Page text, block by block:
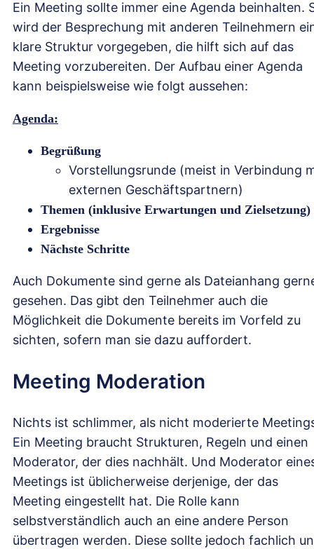
Ein Meeting sollte immer eine Agenda beinhalten.
wird der Besprechung mit anderen Teilnehmern
klare Struktur vorgegeben, die hilft sich auf das
Meeting vorzubereiten. Der Aufbau einer Agenda
kann beispielsweise wie folgt aussehen:
Agenda:
Begrüßung
Vorstellungsrunde (meist in Verbindung
externen Geschäftspartnern)
Themen (inklusive Erwartungen und Zielsetzung)
Ergebnisse
Nächste Schritte
Auch Dokumente sind gerne als Dateianhang
gesehen. Das gibt den Teilnehmer auch die
Möglichkeit die Dokumente bereits im Vorfeld zu
sichten, sofern man sie dazu auffordert.
Meeting Moderation
Nichts ist schlimmer, als nicht moderierte
Ein Meeting braucht Strukturen, Regeln und einen
Moderator, der dies nachhält. Und Moderator
Meetings ist üblicherweise derjenige, der das
Meeting eingestellt hat. Die Rolle kann
selbstverständlich auch an eine andere Person
übertragen werden. Diese sollte jedoch fachlich